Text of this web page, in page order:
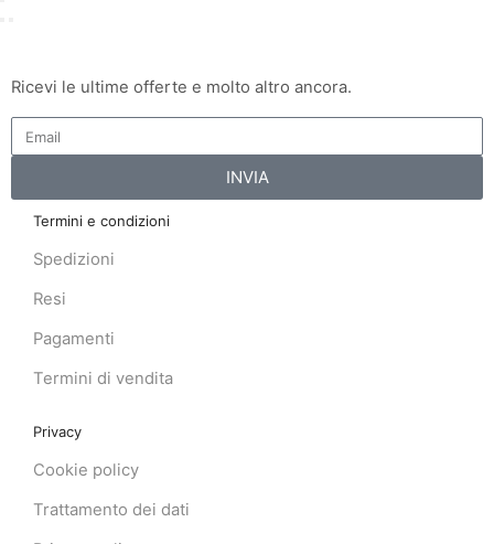
Ricevi le ultime offerte e molto altro ancora.
INVIA
Termini e condizioni
Spedizioni
Resi
Pagamenti
Termini di vendita
Privacy
Cookie policy
Trattamento dei dati